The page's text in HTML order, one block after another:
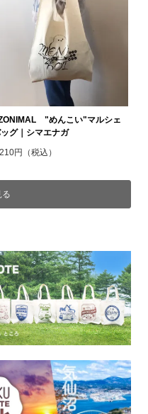
"めんこい"マルシェ
グ｜シマエナガ
円（税込）
る